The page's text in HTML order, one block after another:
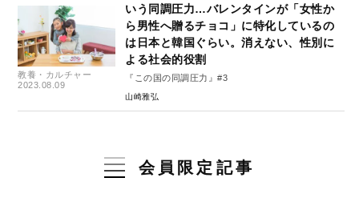
教養・カルチャー
2023.08.09
いう同調圧力…バレンタインが「女性か
ら男性へ贈るチョコ」に特化しているの
は日本と韓国ぐらい。消えない、性別に
よる社会的役割
『この国の同調圧力』#3
山崎雅弘
会員限定記事